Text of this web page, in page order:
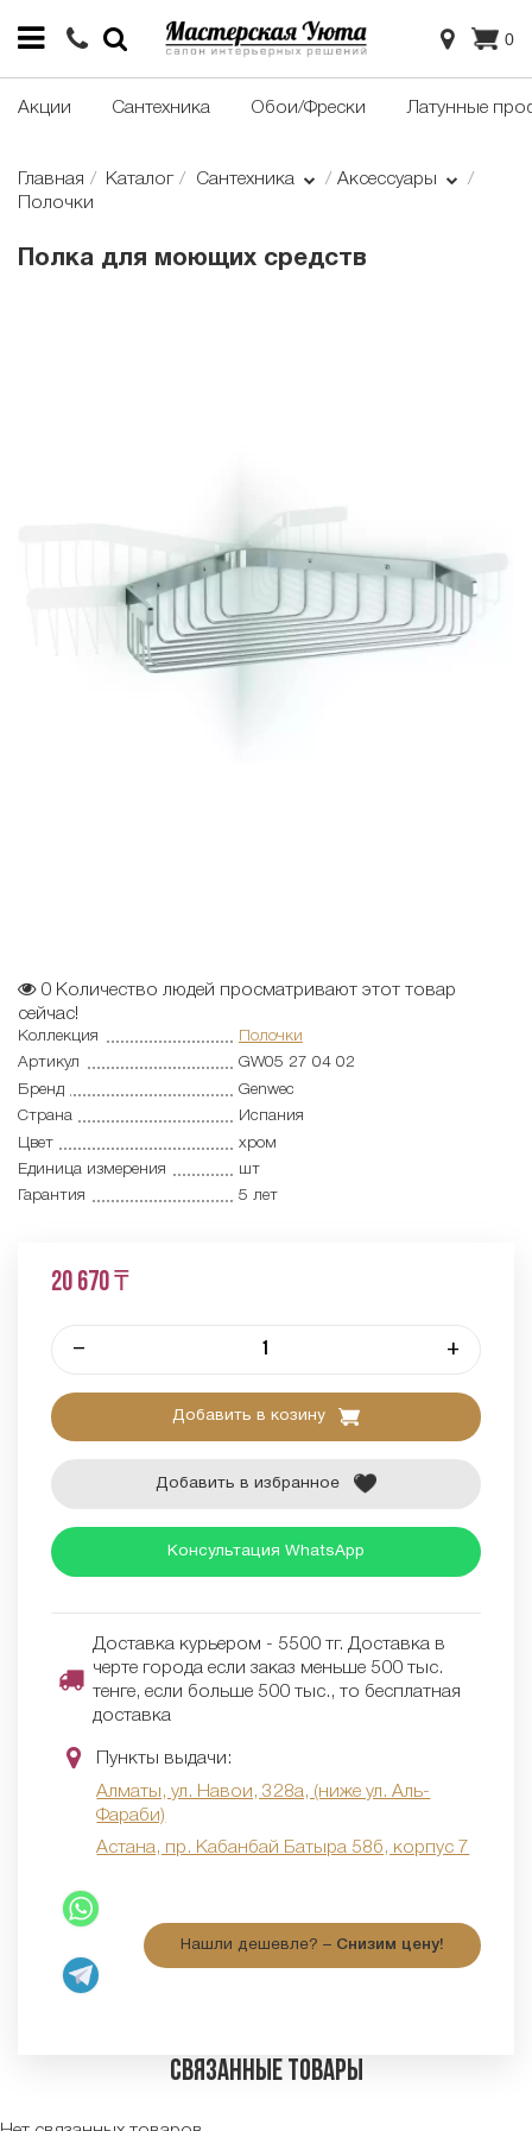
0
Акции Сантехника Обои/Фрески Латунные
Главная Каталог Сантехника
Аксессуары
Полочки
Полка для моющих средств
0 Количество людей просматривают этот товар
сейчас!
Коллекция
Полочки
Артикул
GW05 27 04 02
Бренд
Genwec
Страна
Испания
Цвет
хром
Единица измерения
шт
Гарантия
5 лет
20 670 ₸
– +
Добавить в козину
Добавить в избранное
Консультация WhatsApp
Доставка курьером - 5500 тг. Доставка в
черте города если заказ меньше 500 тыс.
тенге, если больше 500 тыс., то бесплатная
доставка
Пункты выдачи:
Алматы, ул. Навои, 328а, (ниже ул. Аль-
Фараби)
Астана, пр. Кабанбай Батыра 58б, корпус 7
Нашли дешевле? – Снизим цену!
Связанные товары